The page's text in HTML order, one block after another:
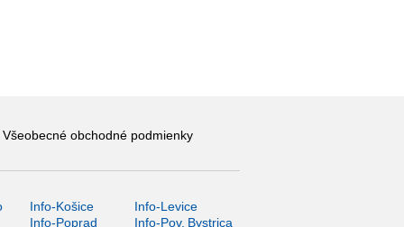
Všeobecné obchodné podmienky
Info-Košice
Info-Levice
Info-Poprad Info-Pov. Bystrica